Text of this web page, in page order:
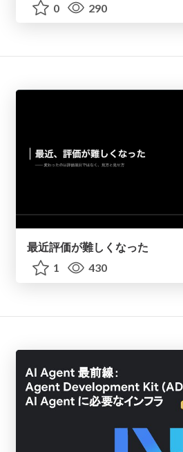
0
290
最近評価が難しくなった
1
430